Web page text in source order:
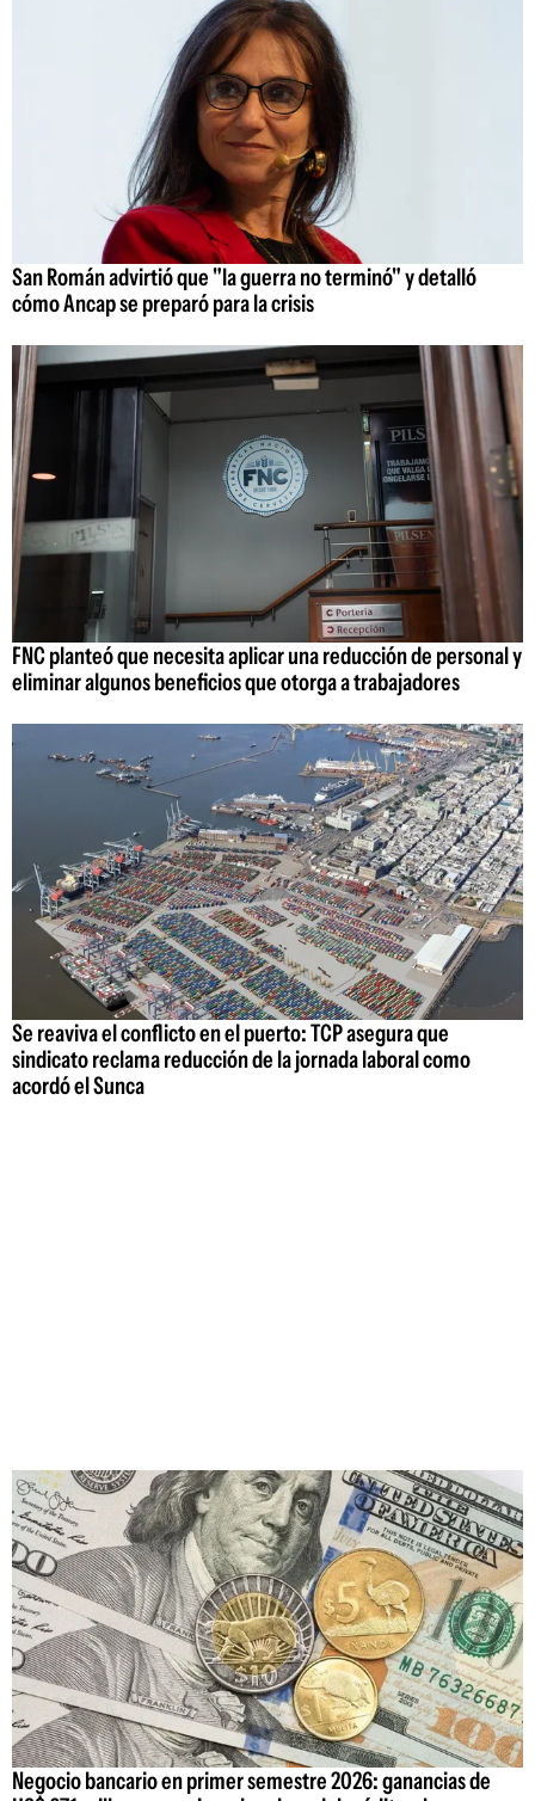
San Román advirtió que "la guerra no terminó" y detalló
cómo Ancap se preparó para la crisis
FNC planteó que necesita aplicar una reducción de personal y
eliminar algunos beneficios que otorga a trabajadores
Se reaviva el conflicto en el puerto: TCP asegura que
sindicato reclama reducción de la jornada laboral como
acordó el Sunca
Negocio bancario en primer semestre 2026: ganancias de